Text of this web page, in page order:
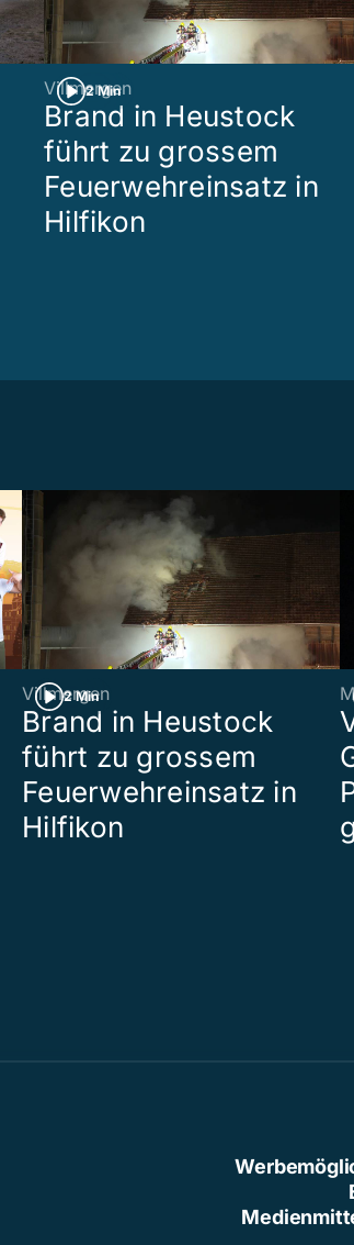
2 Min
Villmergen
Brand in Heustock
führt zu grossem
Feuerwehreinsatz in
Hilfikon
2 Min
Villmergen
Brand in Heustock
führt zu grossem
Feuerwehreinsatz in
Hilfikon